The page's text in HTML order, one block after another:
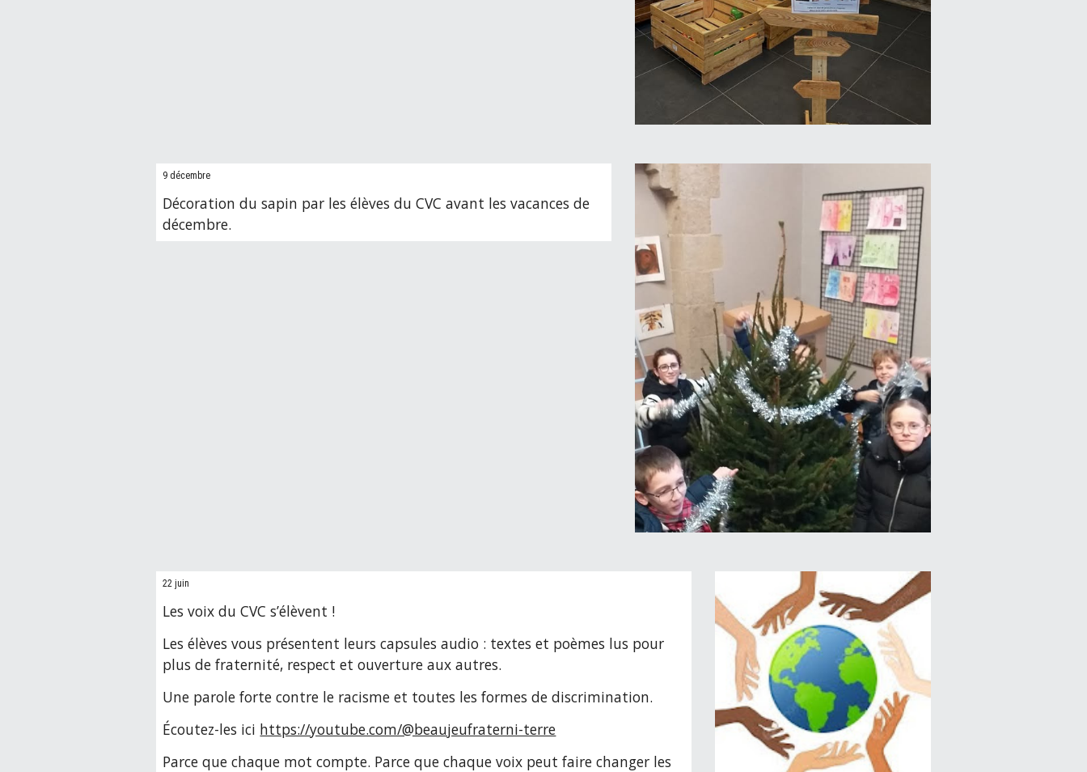
9 décembre
Décoration du sapin par les élèves du CVC avant les vacances de
décembre.
22 juin
Les voix du CVC s’élèvent !
Les élèves vous présentent leurs capsules audio : textes et poèmes lus pour
plus de fraternité, respect et ouverture aux autres.
Une parole forte contre le racisme et toutes les formes de discrimination.
Écoutez-les ici https://youtube.com/@beaujeufraterni-terre
Parce que chaque mot compte. Parce que chaque voix peut faire changer les